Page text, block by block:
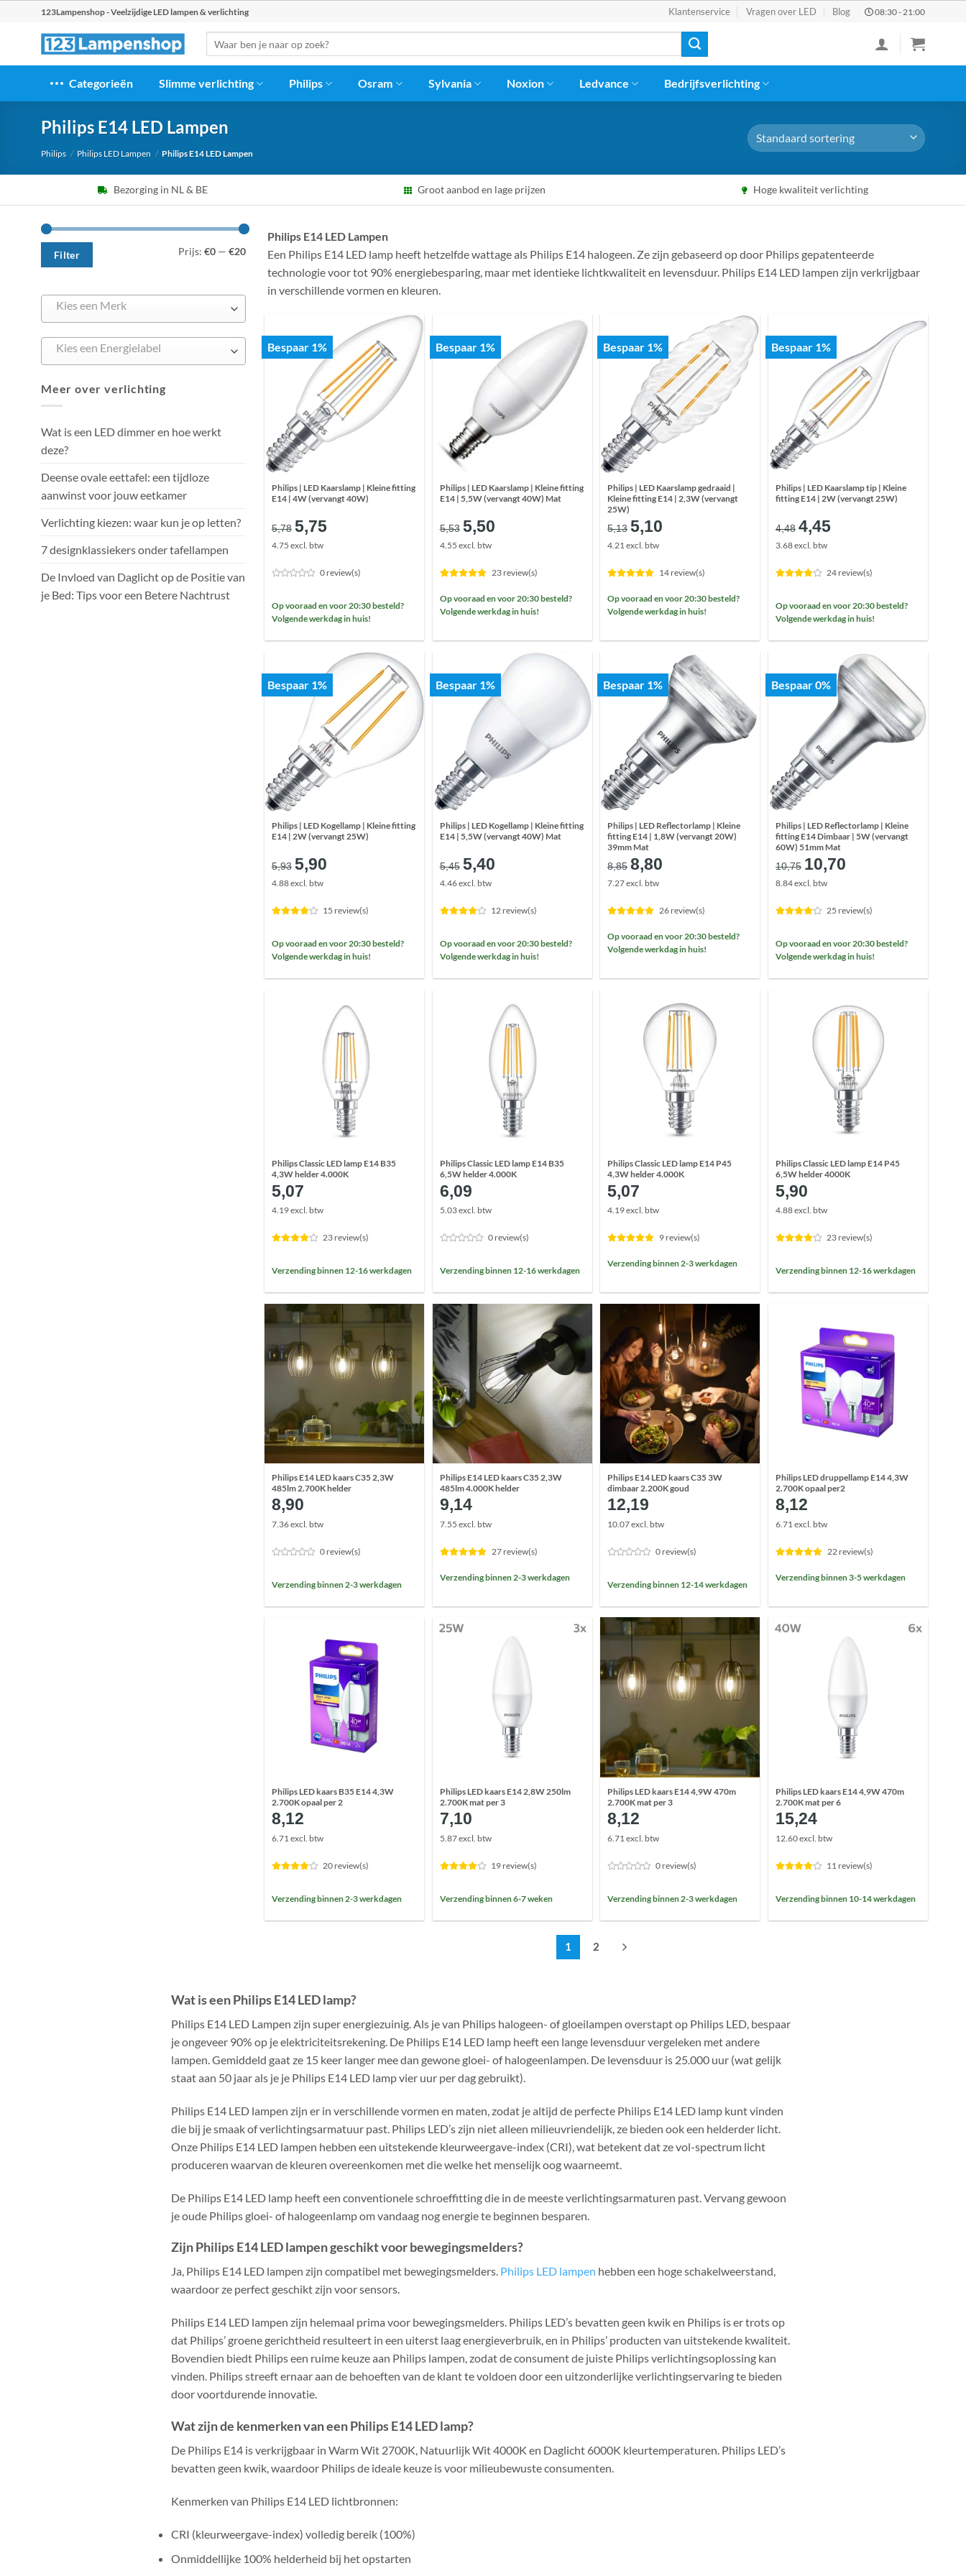
123Lampenshop - Veelzijdige LED lampen & verlichting Klantenservice Vragen over LED Blog 08:30 - 21:00
naar:
Categorieën Slimme verlichting Philips Osram Sylvania Noxion Ledvance Bedrijfsverlichting
Philips E14 LED Lampen
Philips / Philips LED Lampen / Philips E14 LED Lampen
Bezorging in NL & BE Groot aanbod en lage prijzen Hoge kwaliteit verlichting
Min.
prijs
Max.
prijsFilter Prijs: €0 — €20
Kies een Merk
Kies een Energielabel
Meer over verlichting
Wat is een LED dimmer en hoe werkt
deze?
Deense ovale eettafel: een tijdloze
aanwinst voor jouw eetkamer
Verlichting kiezen: waar kun je op letten?
7 designklassiekers onder tafellampen
De Invloed van Daglicht op de Positie van
je Bed: Tips voor een Betere Nachtrust
Philips E14 LED Lampen
Een Philips E14 LED lamp heeft hetzelfde wattage als Philips E14 halogeen. Ze zijn gebaseerd op door Philips gepatenteerde
technologie voor tot 90% energiebesparing, maar met identieke lichtkwaliteit en levensduur. Philips E14 LED lampen zijn verkrijgbaar
in verschillende vormen en kleuren.
Bespaar 1%
Philips | LED Kaarslamp | Kleine fitting
E14 | 4W (vervangt 40W)
5,78 Oorspronkelijke
prijs
€5,78.
5,75Huidige
€5,75.
4.75 excl. btw
0 review(s)
Op vooraad en voor 20:30 besteld?
Volgende werkdag in huis!
Bespaar 1%
Philips | LED Kaarslamp | Kleine fitting
E14 | 5,5W (vervangt 40W) Mat
5,53 Oorspronkelijke
prijs
€5,53.
5,50Huidige
€5,50.
4.55 excl. btw
23 review(s)
Op vooraad en voor 20:30 besteld?
Volgende werkdag in huis!
Bespaar 1%
Philips | LED Kaarslamp gedraaid |
Kleine fitting E14 | 2,3W (vervangt
25W)
5,13 Oorspronkelijke
prijs
€5,13.
5,10
€5,10.
4.21 excl. btw
14 review(s)
Op vooraad en voor 20:30 besteld?
Volgende werkdag in huis!
Bespaar 1%
Philips | LED Kaarslamp tip | Kleine
fitting E14 | 2W (vervangt 25W)
4,48 Oorspronkelijke
prijs
€4,48.
4,45Huidige
€4,45.
3.68 excl. btw
24 review(s)
Op vooraad en voor 20:30 besteld?
Volgende werkdag in huis!
Bespaar 1%
Philips | LED Kogellamp | Kleine fitting
E14 | 2W (vervangt 25W)
5,93 Oorspronkelijke
prijs
€5,93.
5,90Huidige
€5,90.
4.88 excl. btw
15 review(s)
Op vooraad en voor 20:30 besteld?
Volgende werkdag in huis!
Bespaar 1%
Philips | LED Kogellamp | Kleine fitting
E14 | 5,5W (vervangt 40W) Mat
5,45 Oorspronkelijke
prijs
€5,45.
5,40Huidige
€5,40.
4.46 excl. btw
12 review(s)
Op vooraad en voor 20:30 besteld?
Volgende werkdag in huis!
Bespaar 1%
Philips | LED Reflectorlamp | Kleine
fitting E14 | 1,8W (vervangt 20W)
39mm Mat
8,85 Oorspronkelijke
prijs
€8,85.
8,80
€8,80.
7.27 excl. btw
26 review(s)
Op vooraad en voor 20:30 besteld?
Volgende werkdag in huis!
Bespaar 0%
Philips | LED Reflectorlamp | Kleine
fitting E14 Dimbaar | 5W (vervangt
60W) 51mm Mat
10,75 Oorspronkelijke
prijs
€10,75.
10,70
€10,70.
8.84 excl. btw
25 review(s)
Op vooraad en voor 20:30 besteld?
Volgende werkdag in huis!
Philips Classic LED lamp E14 B35
4,3W helder 4.000K
5,07
4.19 excl. btw
23 review(s)
Verzending binnen 12-16 werkdagen
Philips Classic LED lamp E14 B35
6,5W helder 4.000K
6,09
5.03 excl. btw
0 review(s)
Verzending binnen 12-16 werkdagen
Philips Classic LED lamp E14 P45
4,3W helder 4.000K
5,07
4.19 excl. btw
9 review(s)
Verzending binnen 2-3 werkdagen
Philips Classic LED lamp E14 P45
6,5W helder 4000K
5,90
4.88 excl. btw
23 review(s)
Verzending binnen 12-16 werkdagen
Philips E14 LED kaars C35 2,3W
485lm 2.700K helder
8,90
7.36 excl. btw
0 review(s)
Verzending binnen 2-3 werkdagen
Philips E14 LED kaars C35 2,3W
485lm 4.000K helder
9,14
7.55 excl. btw
27 review(s)
Verzending binnen 2-3 werkdagen
Philips E14 LED kaars C35 3W
dimbaar 2.200K goud
12,19
10.07 excl. btw
0 review(s)
Verzending binnen 12-14 werkdagen
Philips LED druppellamp E14 4,3W
2.700K opaal per2
8,12
6.71 excl. btw
22 review(s)
Verzending binnen 3-5 werkdagen
Philips LED kaars B35 E14 4,3W
2.700K opaal per 2
8,12
6.71 excl. btw
20 review(s)
Verzending binnen 2-3 werkdagen
Philips LED kaars E14 2,8W 250lm
2.700K mat per 3
7,10
5.87 excl. btw
19 review(s)
Verzending binnen 6-7 weken
Philips LED kaars E14 4,9W 470m
2.700K mat per 3
8,12
6.71 excl. btw
0 review(s)
Verzending binnen 2-3 werkdagen
Philips LED kaars E14 4,9W 470m
2.700K mat per 6
15,24
12.60 excl. btw
11 review(s)
Verzending binnen 10-14 werkdagen
1 2
Wat is een Philips E14 LED lamp?
Philips E14 LED Lampen zijn super energiezuinig. Als je van Philips halogeen- of gloeilampen overstapt op Philips LED, bespaar
je ongeveer 90% op je elektriciteitsrekening. De Philips E14 LED lamp heeft een lange levensduur vergeleken met andere
lampen. Gemiddeld gaat ze 15 keer langer mee dan gewone gloei- of halogeenlampen. De levensduur is 25.000 uur (wat gelijk
staat aan 50 jaar als je je Philips E14 LED lamp vier uur per dag gebruikt).
Philips E14 LED lampen zijn er in verschillende vormen en maten, zodat je altijd de perfecte Philips E14 LED lamp kunt vinden
die bij je smaak of verlichtingsarmatuur past. Philips LED’s zijn niet alleen milieuvriendelijk, ze bieden ook een helderder licht.
Onze Philips E14 LED lampen hebben een uitstekende kleurweergave-index (CRI), wat betekent dat ze vol-spectrum licht
produceren waarvan de kleuren overeenkomen met die welke het menselijk oog waarneemt.
De Philips E14 LED lamp heeft een conventionele schroeffitting die in de meeste verlichtingsarmaturen past. Vervang gewoon
je oude Philips gloei- of halogeenlamp om vandaag nog energie te beginnen besparen.
Zijn Philips E14 LED lampen geschikt voor bewegingsmelders?
Ja, Philips E14 LED lampen zijn compatibel met bewegingsmelders. Philips LED lampen hebben een hoge schakelweerstand,
waardoor ze perfect geschikt zijn voor sensors.
Philips E14 LED lampen zijn helemaal prima voor bewegingsmelders. Philips LED’s bevatten geen kwik en Philips is er trots op
dat Philips’ groene gerichtheid resulteert in een uiterst laag energieverbruik, en in Philips’ producten van uitstekende kwaliteit.
Bovendien biedt Philips een ruime keuze aan Philips lampen, zodat de consument de juiste Philips verlichtingsoplossing kan
vinden. Philips streeft ernaar aan de behoeften van de klant te voldoen door een uitzonderlijke verlichtingservaring te bieden
door voortdurende innovatie.
Wat zijn de kenmerken van een Philips E14 LED lamp?
De Philips E14 is verkrijgbaar in Warm Wit 2700K, Natuurlijk Wit 4000K en Daglicht 6000K kleurtemperaturen. Philips LED’s
bevatten geen kwik, waardoor Philips de ideale keuze is voor milieubewuste consumenten.
Kenmerken van Philips E14 LED lichtbronnen:
CRI (kleurweergave-index) volledig bereik (100%)
Onmiddellijke 100% helderheid bij het opstarten